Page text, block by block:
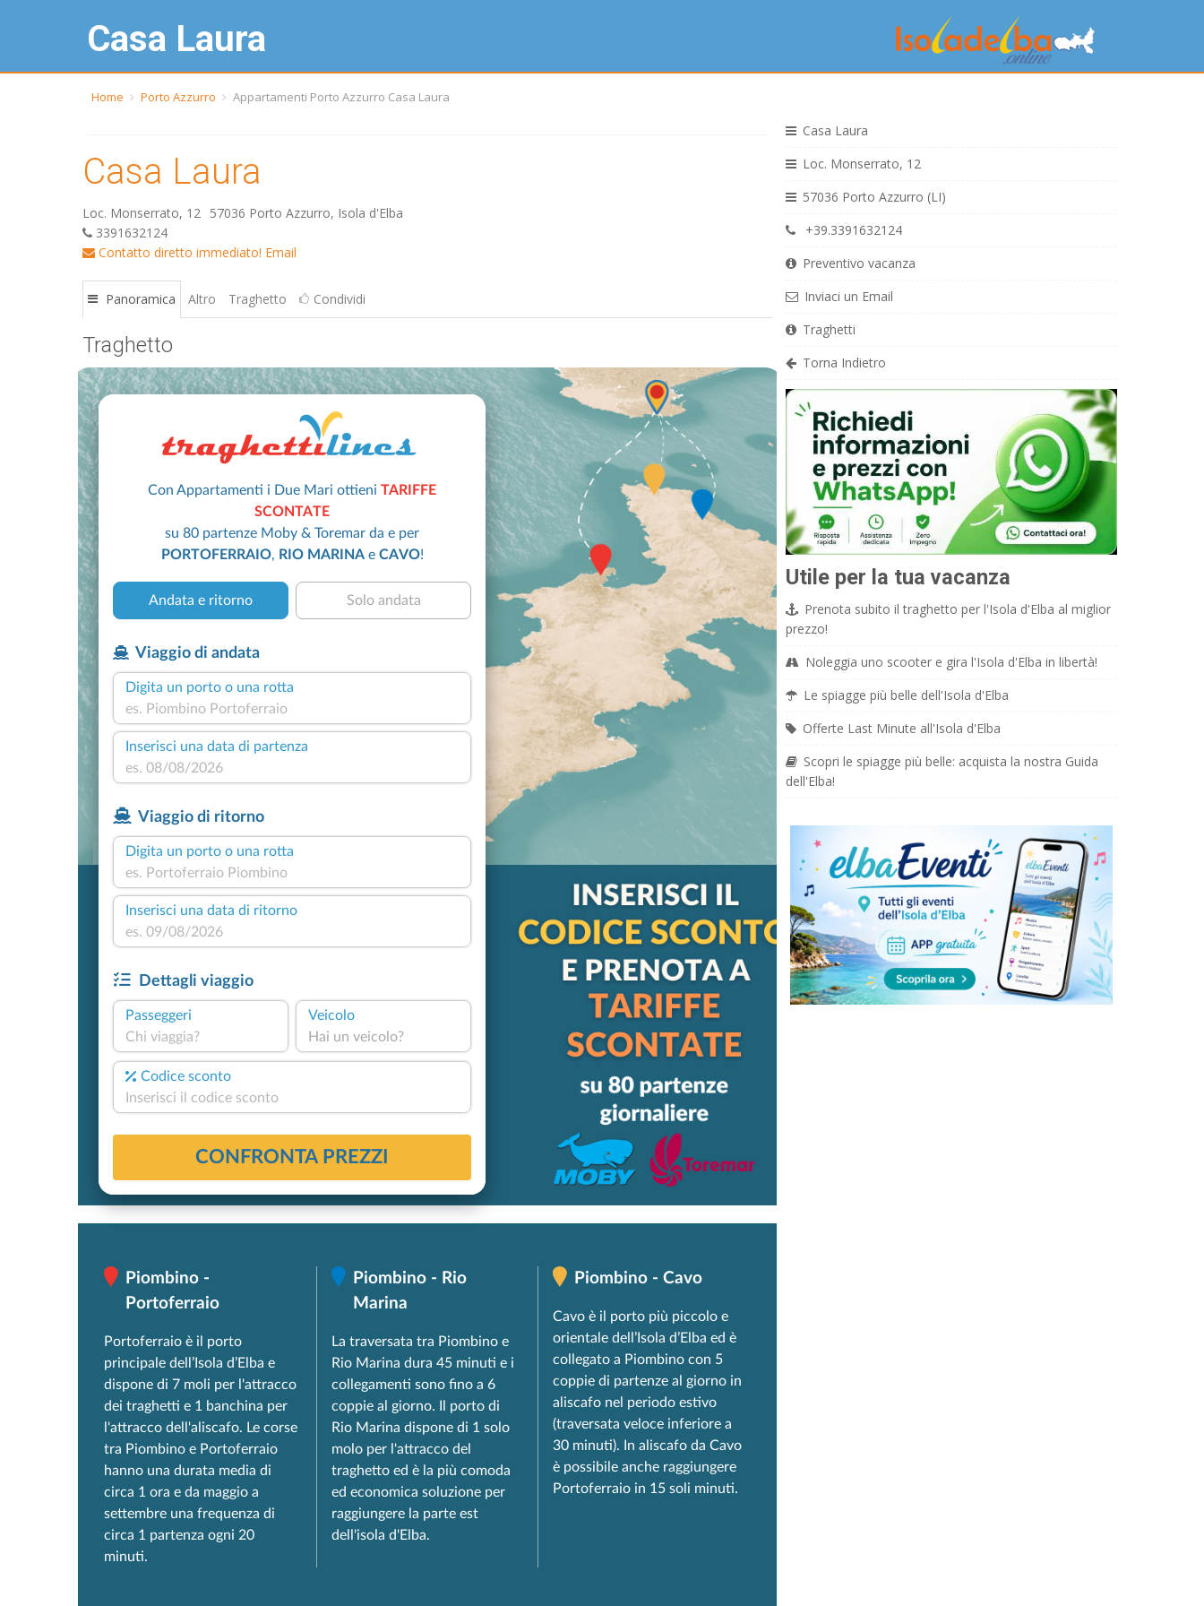
Casa Laura
Home Porto Azzurro Appartamenti Porto Azzurro Casa Laura
Casa Laura
Loc. Monserrato, 12 57036 Porto Azzurro, Isola d'Elba
3391632124
Contatto diretto immediato! Email
Panoramica Altro Traghetto Condividi
Traghetto
Casa Laura
Loc. Monserrato, 12
57036 Porto Azzurro (LI)
+39.3391632124
Preventivo vacanza
Inviaci un Email
Traghetti
Torna Indietro
Utile per la tua vacanza
Prenota subito il traghetto per l'Isola d'Elba al miglior
prezzo!
Noleggia uno scooter e gira l'Isola d'Elba in libertà!
Le spiagge più belle dell'Isola d'Elba
Offerte Last Minute all'Isola d'Elba
Scopri le spiagge più belle: acquista la nostra Guida
dell'Elba!